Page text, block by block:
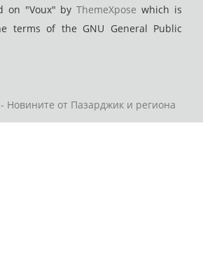
on "Voux" byThemeXpose which is
terms of the GNU General Public
Новините от Пазарджик и региона